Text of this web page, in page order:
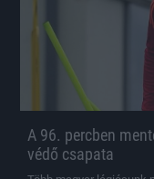
A 96. percben
védő csapata